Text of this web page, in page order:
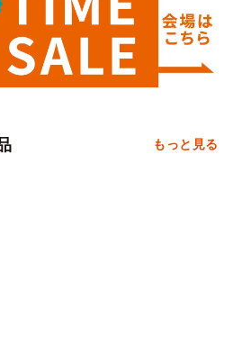
もっと見る